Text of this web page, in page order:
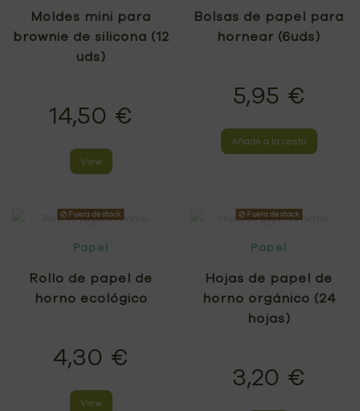
Moldes mini para
brownie de silicona (12
uds)
14,50 €
View
Bolsas de papel para
hornear (6uds)
5,95 €
Añade a la cesta
Fuera de stock
Papel
Rollo de papel de
horno ecológico
4,30 €
View
Fuera de stock
Papel
Hojas de papel de
horno orgánico (24
hojas)
3,20 €